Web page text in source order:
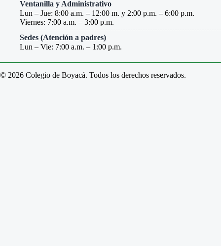
Ventanilla y Administrativo
Lun – Jue: 8:00 a.m. – 12:00 m. y 2:00 p.m. – 6:00 p.m.
Viernes: 7:00 a.m. – 3:00 p.m.
Sedes (Atención a padres)
Lun – Vie: 7:00 a.m. – 1:00 p.m.
© 2026 Colegio de Boyacá. Todos los derechos reservados.